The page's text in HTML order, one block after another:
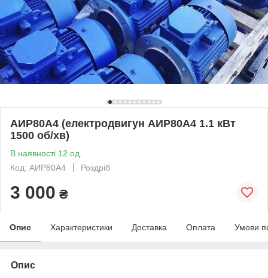
АИР80А4 (електродвигун АИР80А4 1.1 кВт
1500 об/хв)
В наявності 12 од.
Код: АИР80А4
Роздріб
3 000 ₴
Опис Характеристики Доставка Оплата Умови
Опис